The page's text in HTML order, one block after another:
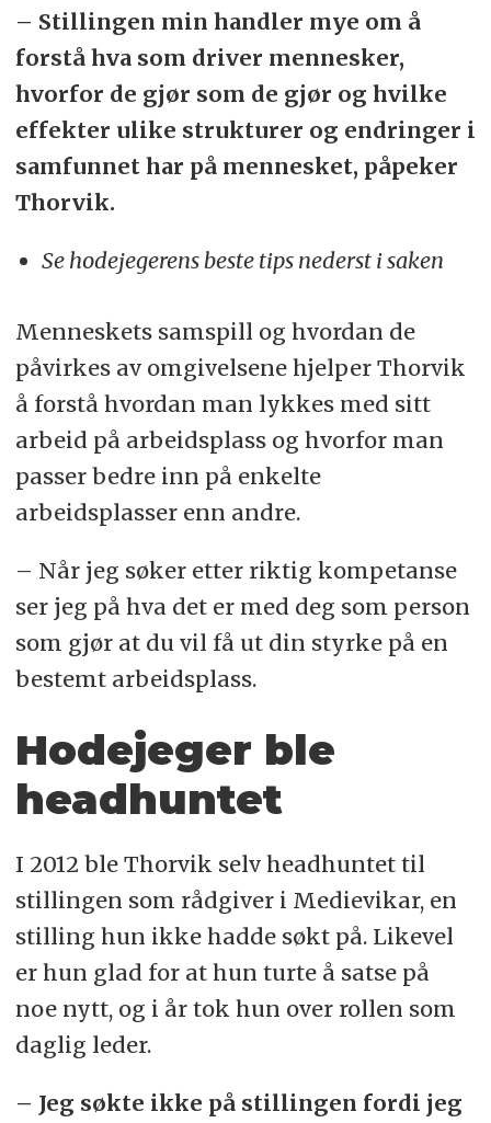
– Stillingen min handler mye om å
forstå hva som driver mennesker,
hvorfor de gjør som de gjør og hvilke
effekter ulike strukturer og endringer i
samfunnet har på mennesket, påpeker
Thorvik.
Se hodejegerens beste tips nederst i saken
Menneskets samspill og hvordan de
påvirkes av omgivelsene hjelper Thorvik
å forstå hvordan man lykkes med sitt
arbeid på arbeidsplass og hvorfor man
passer bedre inn på enkelte
arbeidsplasser enn andre.
– Når jeg søker etter riktig kompetanse
ser jeg på hva det er med deg som person
som gjør at du vil få ut din styrke på en
bestemt arbeidsplass.
Hodejeger ble
headhuntet
I 2012 ble Thorvik selv headhuntet til
stillingen som rådgiver i Medievikar, en
stilling hun ikke hadde søkt på. Likevel
er hun glad for at hun turte å satse på
noe nytt, og i år tok hun over rollen som
daglig leder.
– Jeg søkte ikke på stillingen fordi jeg